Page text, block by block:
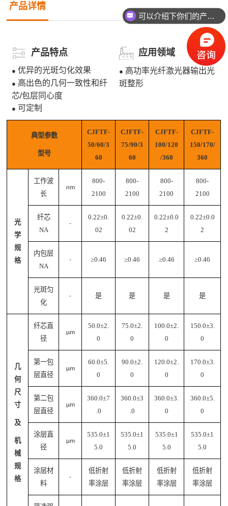
产品详情
产品特点
● 优异的光斑匀化效果
● 高出色的几何一致性和纤
芯/包层同心度
● 可定制
应用领域
● 高功率光纤激光器输出光
斑整形
典型参数
型号
CJFTF-
50/60/3
60
CJFTF-
75/90/3
60
CJFTF-
100/120
/360
CJFTF-
150/170/
360
光
学
规
格
工作波
长
nm
800-
2100
800-
2100
800-
2100
800-
2100
纤芯
NA
-
0.22±0.
02
0.22±0.
02
0.22±0.0
2
0.22±0.0
2
内包层
NA
- ≥0.46 ≥0.46 ≥0.46 ≥0.46
光斑匀
化
- 是 是 是 是
几
何
尺
寸
及
机
械
规
格
纤芯直
径
μm
50.0±2.
0
75.0±2.
0
100.0±2.
0
150.0±3.
0
第一包
层直径
μm
60.0±5.
0
90.0±2.
0
120.0±2.
0
170.0±3.
0
第二包
层直径
μm
360.0±7
.0
360.0±3
.0
360.0±3.
0
360.0±5.
0
涂层直
径
μm
535.0±1
5.0
535.0±1
5.0
535.0±1
5.0
535.0±1
5.0
涂层材
料
-
低折射
率涂层
低折射
率涂层
低折射
率涂层
低折射
率涂层